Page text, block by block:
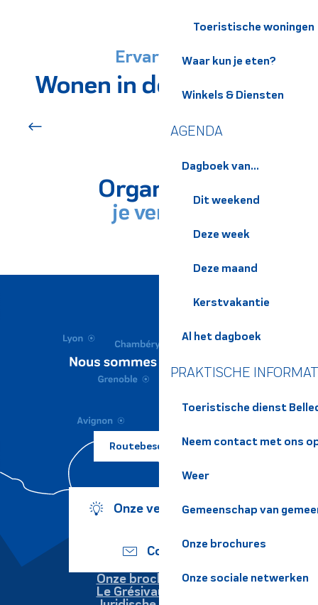
Toeristische woningen
Waar kun je eten?
Winkels & Diensten
AGENDA
Dagboek van...
Dit weekend
Deze week
Deze maand
Kerstvakantie
Al het dagboek
PRAKTISCHE
Toeristische dienst
Neem contact met ons
Weer
Gemeenschap van
Onze brochures
Onze sociale netwerken
Ervaringen
Wonen in de omgeving
Organiseer
je verblijf
PRAKTISCHE INFORMATIE
Routebeschrijving ?
Onze verplichtingen
Contact
Onze brochures
Le Grésivaudan